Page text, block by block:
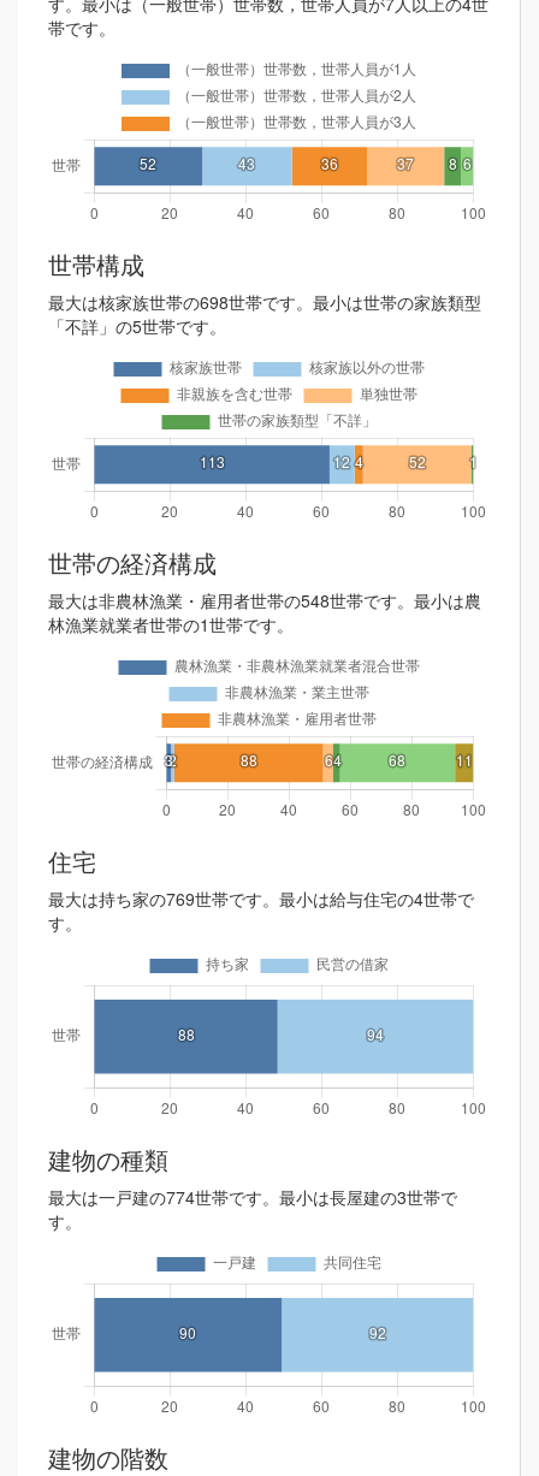
帯です。
世帯構成
最大は核家族世帯の698世帯です。最小は世帯の家族類型
「不詳」の5世帯です。
世帯の経済構成
最大は非農林漁業・雇用者世帯の548世帯です。最小は農
林漁業就業者世帯の1世帯です。
住宅
最大は持ち家の769世帯です。最小は給与住宅の4世帯で
す。
建物の種類
最大は一戸建の774世帯です。最小は長屋建の3世帯で
す。
建物の階数